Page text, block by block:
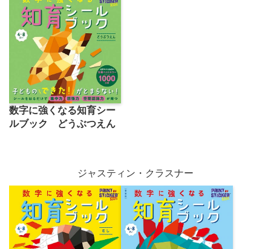
数字に強くなる知育シー
ルブック どうぶつえん
ジャスティン・クラスナー